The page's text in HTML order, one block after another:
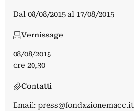
Dal 08/08/2015 al 17/08/2015
Vernissage
08/08/2015
ore 20,30
Contatti
Email: press@fondazionemacc.it